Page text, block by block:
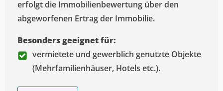
erfolgt die Immobilienbewertung über den
abgeworfenen Ertrag der Immobilie.
Besonders geeignet für:
vermietete und gewerblich genutzte Objekte
(Mehrfamilienhäuser, Hotels etc.).